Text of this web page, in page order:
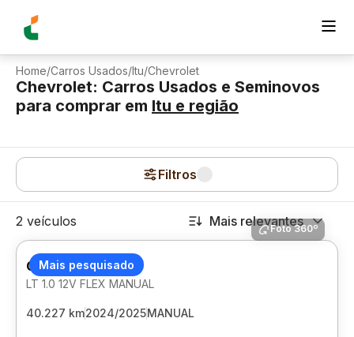
Home/Carros Usados/Itu/Chevrolet
Chevrolet: Carros Usados e Seminovos
para comprar em Itu e região
Filtros
2 veículos Mais relevantes
Mais pesquisado
Foto 360º
CHEVROLET ONIX
LT 1.0 12V FLEX MANUAL
40.227 km2024/2025MANUAL